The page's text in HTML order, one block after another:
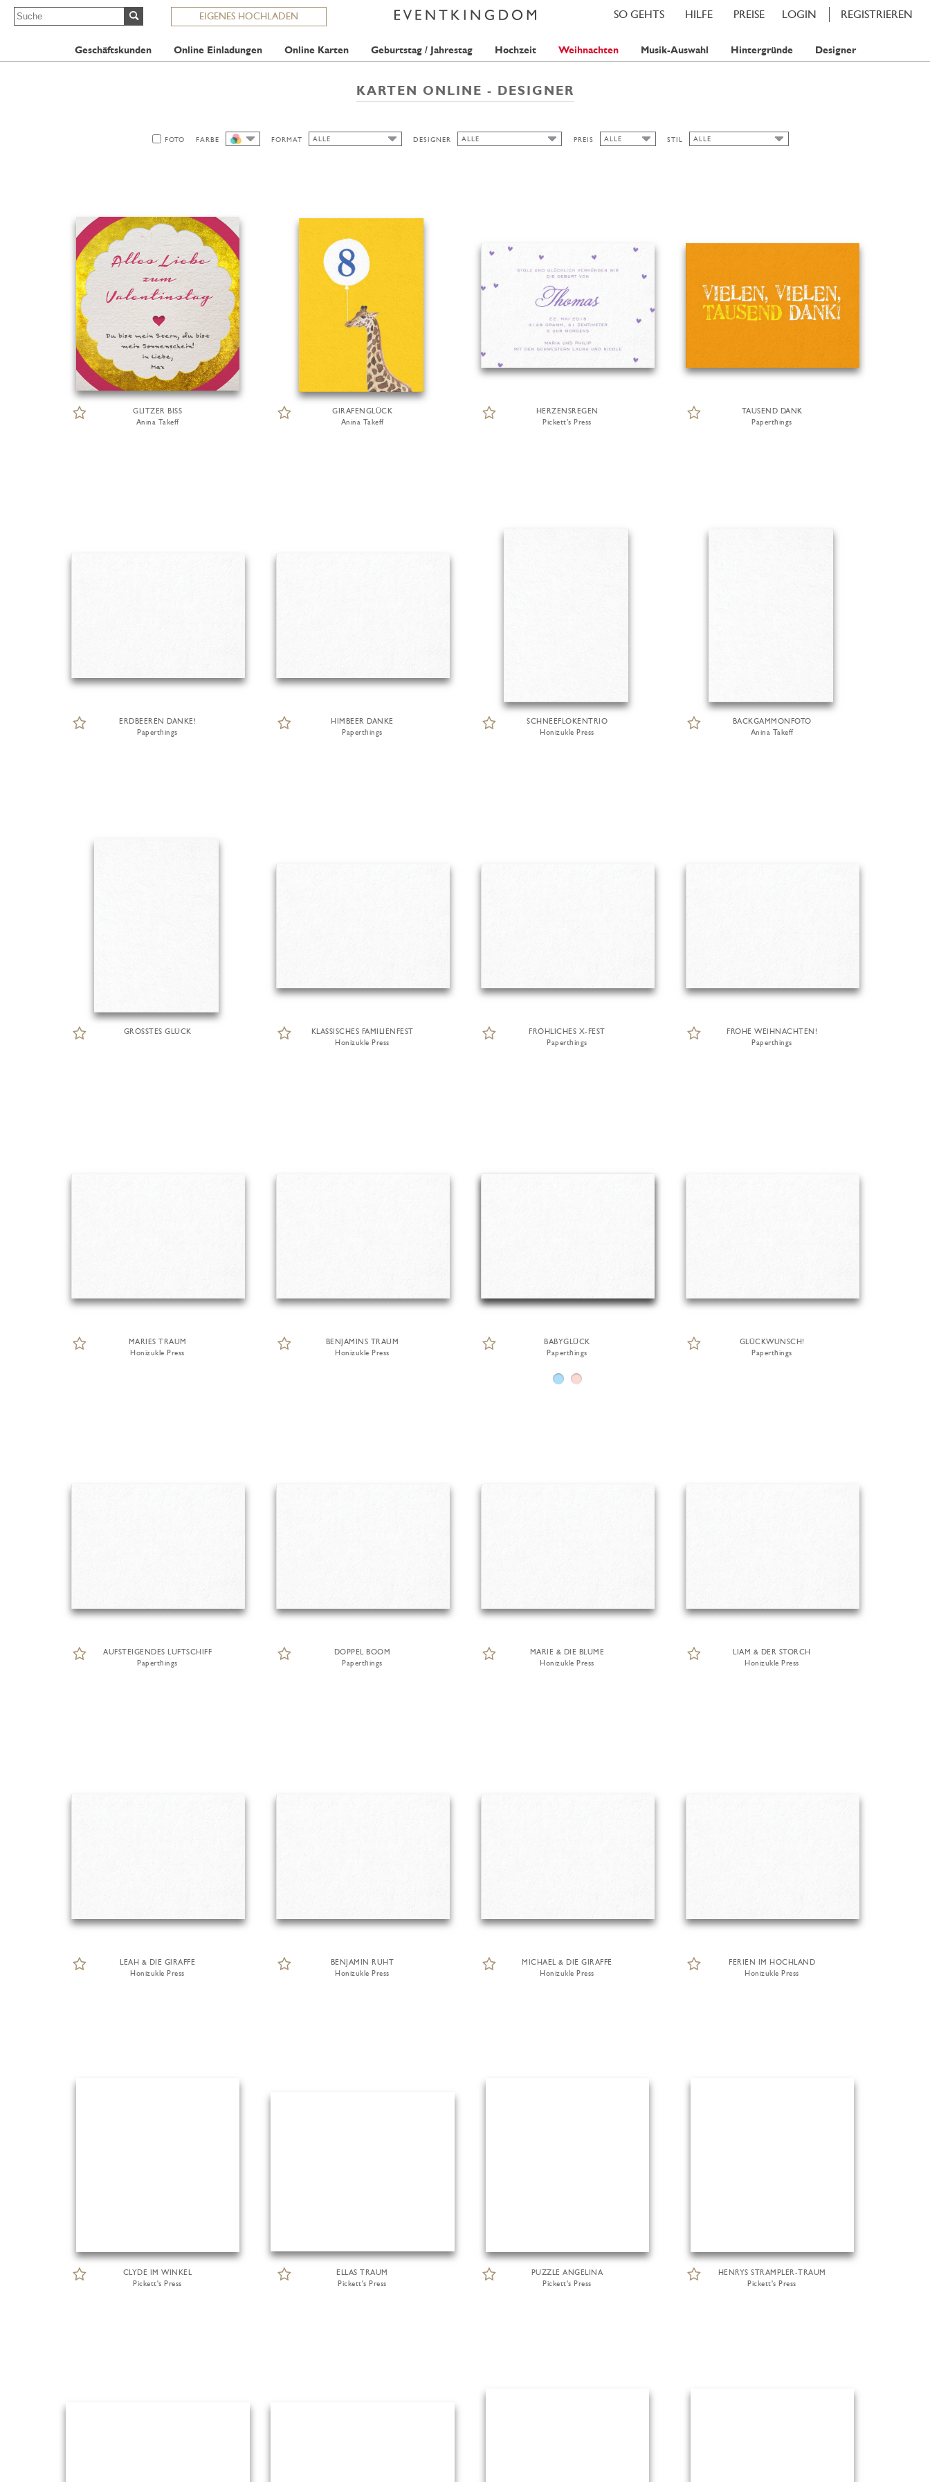
EIGENES HOCHLADEN LOGIN REGISTRIEREN
PREISE
HILFE
SO GEHTS
Geschäftskunden Online Einladungen Online Karten Geburtstag / Jahrestag Hochzeit Weihnachten Musik-Auswahl Hintergründe Designer
KARTEN ONLINE - DESIGNER
FOTO
FARBE
FORMAT
HOCH/SCHMAL
ALLE
DESIGNER
LA FAMILIA GREEN
ALLE
PREIS
ALLE
STIL
ALLE
GLITZER BISS
Anina Takeff
GIRAFENGLÜCK
Anina Takeff
HERZENSREGEN
Pickett's Press
TAUSEND DANK
Paperthings
ERDBEEREN DANKE!
Paperthings
HIMBEER DANKE
Paperthings
SCHNEEFLOKENTRIO
Honizukle Press
BACKGAMMONFOTO
Anina Takeff
GRÖSSTES GLÜCK
KLASSISCHES FAMILIENFEST
Honizukle Press
FRÖHLICHES X-FEST
Paperthings
FROHE WEIHNACHTEN!
Paperthings
MARIES TRAUM
Honizukle Press
BENJAMINS TRAUM
Honizukle Press
BABYGLÜCK
Paperthings
GLÜCKWUNSCH!
Paperthings
AUFSTEIGENDES LUFTSCHIFF
Paperthings
DOPPEL BOOM
Paperthings
MARIE & DIE BLUME
Honizukle Press
LIAM & DER STORCH
Honizukle Press
LEAH & DIE GIRAFFE
Honizukle Press
BENJAMIN RUHT
Honizukle Press
MICHAEL & DIE GIRAFFE
Honizukle Press
FERIEN IM HOCHLAND
Honizukle Press
CLYDE IM WINKEL
Pickett's Press
ELLAS TRAUM
Pickett's Press
PUZZLE ANGELINA
Pickett's Press
HENRYS STRAMPLER-TRAUM
Pickett's Press